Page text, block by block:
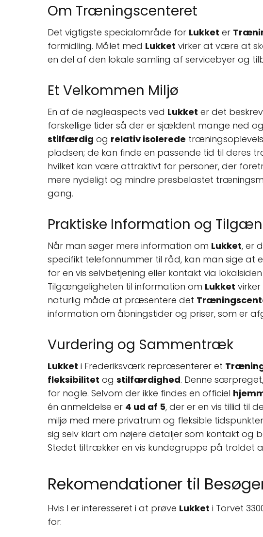
Om Træningscenteret
Det vigtigste specialområde for Lukket er
formidling. Målet med Lukket virker at være at
en del af den lokale samling af servicebyer og
Et Velkommen Miljø
En af de nøgleaspects ved Lukket er det
forskellige tider så der er sjældent mange ned
stilfærdig og relativ isolerede
pladsen; de kan finde en passende tid til deres
hvilket kan være attraktivt for personer, der
mere nydeligt og mindre presbelastet
gang.
Praktiske Information og
Når man søger mere information om Lukket, er
specifikt telefonnummer til råd, kan man sige at
for en vis selvbetjening eller kontakt via
Tilgængeligheten til information om Lukket
naturlig måde at præsentere det
information om åbningstider og priser, som er
Vurdering og Sammentræk
Lukket i Frederiksværk repræsenterer et
fleksibilitet og stilfærdighed. Denne
for nogle. Selvom der ikke findes en officiel
én anmeldelse er 4 ud af 5, der er en vis tillid til
miljø med mere privatrum og fleksible
sig selv klart om nøjere detaljer som kontakt og
Stedet tiltrækker en vis kundegruppe på troldet
Rekomendationer til
Hvis I er interesseret i at prøve Lukket i Torvet
for: